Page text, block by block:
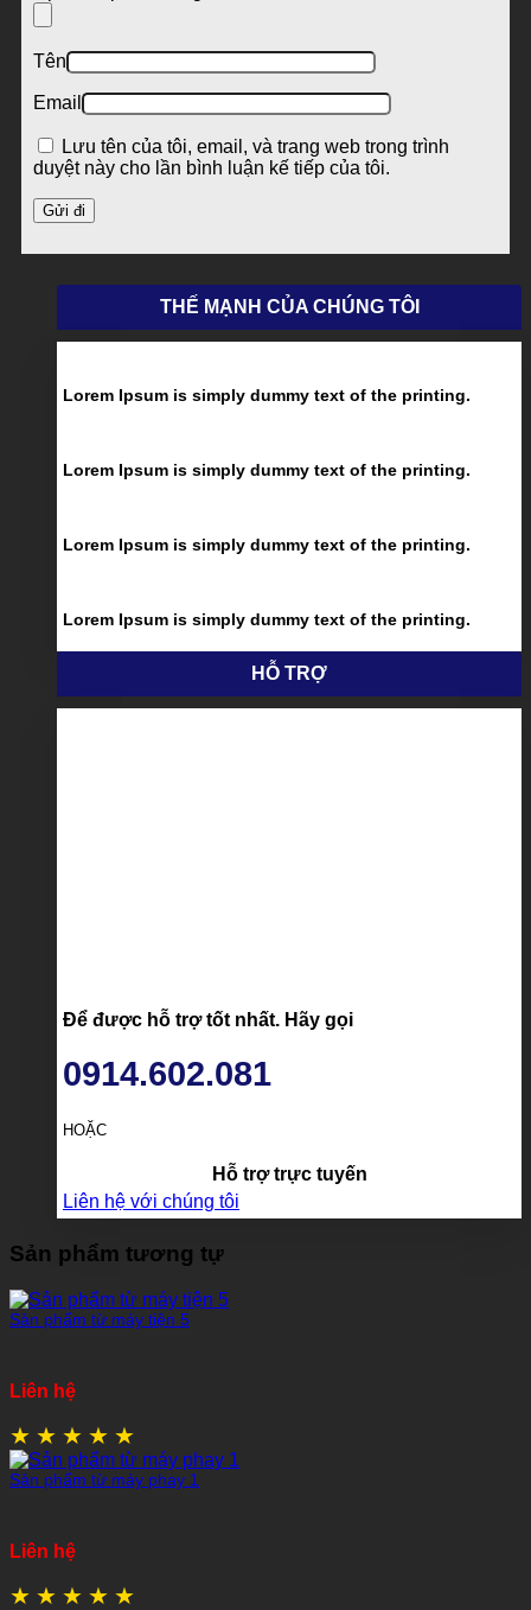
Tên
Email
Lưu tên của tôi, email, và trang web trong trình
duyệt này cho lần bình luận kế tiếp của tôi.
THẾ MẠNH CỦA CHÚNG TÔI
Lorem Ipsum is simply dummy text of the printing.
Lorem Ipsum is simply dummy text of the printing.
Lorem Ipsum is simply dummy text of the printing.
Lorem Ipsum is simply dummy text of the printing.
HỖ TRỢ
Để được hỗ trợ tốt nhất. Hãy gọi
0914.602.081
HOẶC
Hỗ trợ trực tuyến
Liên hệ với chúng tôi
Sản phẩm tương tự
Sản phẩm từ máy tiện 5
Liên hệ
★ ★ ★ ★ ★
Sản phẩm từ máy phay 1
Liên hệ
★ ★ ★ ★ ★